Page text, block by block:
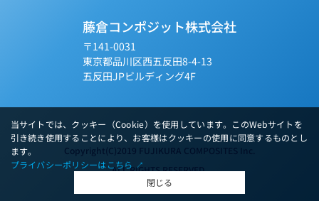
当サイトでは、クッキー（Cookie）を使用しています。このWebサイトを
引き続き使用することにより、お客様はクッキーの使用に同意するものとし
ます。
プライバシーポリシーはこちら ↗︎
閉じる
藤倉コンポジット株式会社
〒141-0031
東京都品川区西五反田8-4-13
五反田JPビルディング4F
Copyright(C)2019 FUJIKURA COMPOSITES Inc.
ALL RIGHTS RESERVED.